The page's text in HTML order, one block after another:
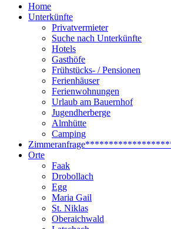
Home
Unterkünfte
Privatvermieter
Suche nach Unterkünfte
Hotels
Gasthöfe
Frühstücks- / Pensionen
Ferienhäuser
Ferienwohnungen
Urlaub am Bauernhof
Jugendherberge
Almhütte
Camping
Zimmeranfrage
Orte
Faak
Drobollach
Egg
Maria Gail
St. Niklas
Oberaichwald